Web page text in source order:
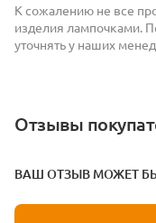
К сожалению не все
изделия лампочками.
уточнять у наших
Отзывы
ВАШ ОТЗЫВ МОЖЕТ